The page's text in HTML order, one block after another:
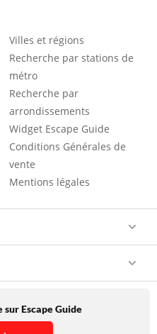
Villes et régions
Recherche par stations de
métro
Recherche par
arrondissements
Widget Escape Guide
Conditions Générales de
vente
Mentions légales
Escape Guide